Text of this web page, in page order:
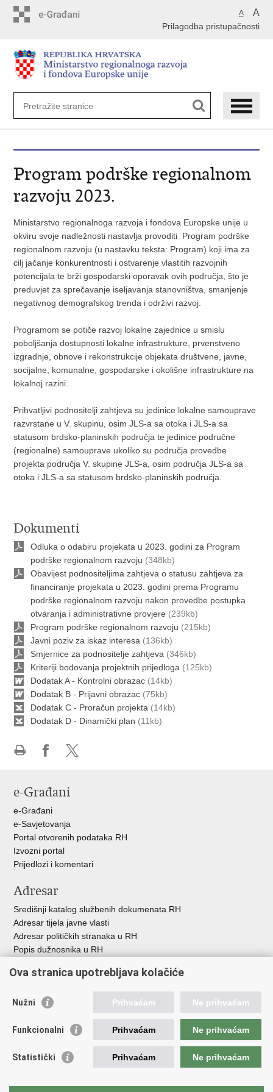
A A
Prilagodba pristupačnosti
Program podrške regionalnom
razvoju 2023.
Ministarstvo regionalnoga razvoja i fondova Europske unije u
okviru svoje nadležnosti nastavlja provoditi Program podrške
regionalnom razvoju (u nastavku teksta: Program) koji ima za
cilj jačanje konkurentnosti i ostvarenje vlastitih razvojnih
potencijala te brži gospodarski oporavak ovih područja, što je
preduvjet za sprečavanje iseljavanja stanovništva, smanjenje
negativnog demografskog trenda i održivi razvoj.
Programom se potiče razvoj lokalne zajednice u smislu
poboljšanja dostupnosti lokalne infrastrukture, prvenstveno
izgradnje, obnove i rekonstrukcije objekata društvene, javne,
socijalne, komunalne, gospodarske i okolišne infrastrukture na
lokalnoj razini.
Prihvatljivi podnositelji zahtjeva su jedinice lokalne samouprave
razvrstane u V. skupinu, osim JLS-a sa otoka i JLS-a sa
statusom brdsko-planinskih područja te jedinice područne
(regionalne) samouprave ukoliko su područja provedbe
projekta područja V. skupine JLS-a, osim područja JLS-a sa
otoka i JLS-a sa statusom brdsko-planinskih područja.
Dokumenti
Odluka o odabiru projekata u 2023. godini za Program
podrške regionalnom razvoju (348kb)
Obavijest podnositeljima zahtjeva o statusu zahtjeva za
financiranje projekata u 2023. godini prema Programu
podrške regionalnom razvoju nakon provedbe postupka
otvaranja i administrativne provjere (239kb)
Program podrške regionalnom razvoju (215kb)
Javni poziv za iskaz interesa (136kb)
Smjernice za podnositelje zahtjeva (346kb)
Kriteriji bodovanja projektnih prijedloga (125kb)
Dodatak A - Kontrolni obrazac (14kb)
Dodatak B - Prijavni obrazac (75kb)
Dodatak C - Proračun projekta (14kb)
Dodatak D - Dinamički plan (11kb)
Facebooku
X-
e-Građani
e-Građani
e-Savjetovanja
Portal otvorenih podataka RH
Izvozni portal
Prijedlozi i komentari
Adresar
Središnji katalog službenih dokumenata RH
Adresar tijela javne vlasti
Adresar političkih stranaka u RH
Popis dužnosnika u RH
Pozivi za žurnu pomoć
Važne poveznice
Strukturni i investicijski fondovi
Središnja agencija za financiranje i ugovaranje
Predstavništvo Europske komisije u Hrvatskoj
Europski parlament
Ova stranica upotrebljava kolačiće
Nužni Prihvaćam Ne prihvaćam
Funkcionalni Prihvaćam Ne prihvaćam
Statistički Prihvaćam Ne prihvaćam